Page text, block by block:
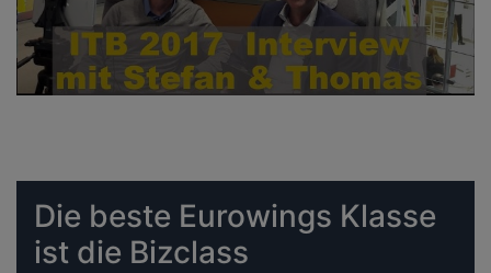
Die beste Eurowings Klasse
ist die Bizclass